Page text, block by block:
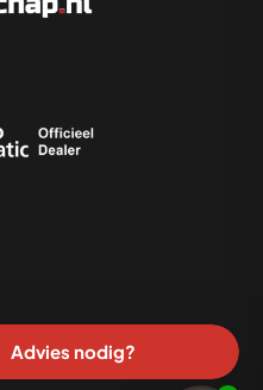
Advies nodig?